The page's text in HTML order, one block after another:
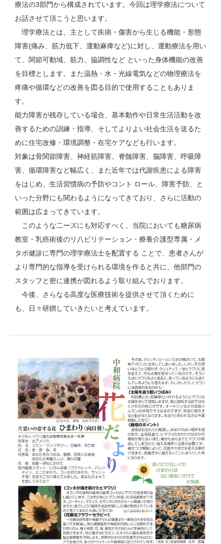
療法の3部門から構成されています。今回は理学療法について
お話させて頂こうと思います。
理学療法とは、主として疾病・傷害から生じる機能・形態
障害(痛み、筋力低下、運動麻痺など)に対し、運動療法を用い
て、関節可動域、筋力、協調性など といった身体機能の改善
を目標とします。また温熱・水・光線電気などの物理療法を
疼痛や循環などの改善を図る目的で使用することもありま
す。
能力障害が残存している場合、基本動作や日常生活活動を改
善するための訓練・指導、そしてよりよい社会生活を送るた
めに住宅改修・環境調整・在宅ケアなども行います。
対象は骨関節障害、神経筋障害、脊髄障害、脳障害、呼吸障
害、循環障害など幅広く、また近年では代謝疾患による障害
をはじめ、生活習慣病の予防やコント ロール、障害予防、と
いった分野にも関わるようになってきており、さらに活動の
範囲は広まってきています。
このような二ーズにも対応すべく、当院においても糖尿病
教室・乳癌術後のリ八ビリテーション・療養介護型専属・メ
タボ健診に専門の理学療法士を配置する ことで、患者さんが
より専門的な指導を受けられる環境を作ると共に、他部門の
スタッフと密に連携が図れるよう取り組んでおります。
今後、さらなる高度な医療技術を提供させて頂くために
も、日々研鑚していきたいと考えています。